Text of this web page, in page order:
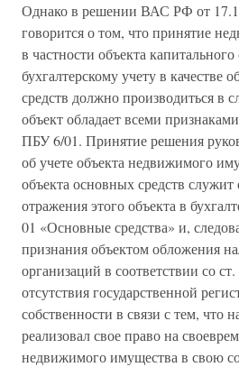
Однако в решении ВАС РФ от
говорится о том, что принятие
в частности объекта капитального
бухгалтерскому учету в качестве
средств должно производиться в
объект обладает всеми
ПБУ 6/01. Принятие решения
об учете объекта недвижимого
объекта основных средств
отражения этого объекта в
01 «Основные средства» и,
признания объектом обложения
организаций в соответствии со
отсутствия государственной
собственности в связи с тем, что
реализовал свое право на
недвижимого имущества в свою